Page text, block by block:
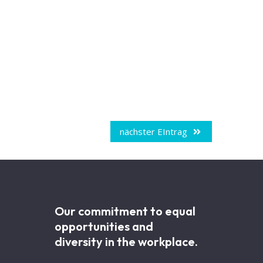
nächster EIntrag
Our commitment to equal
opportunities and
diversity in the workplace.